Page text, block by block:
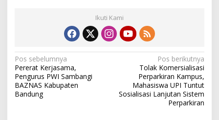
Ikuti Kami
N
a
v
i
Pos sebelumnya
Pererat Kerjasama,
Pengurus PWI Sambangi
BAZNAS Kabupaten
Bandung
Pos berikutnya
Tolak Komersialisasi
Perparkiran Kampus,
Mahasiswa UPI Tuntut
Sosialisasi Lanjutan Sistem
Perparkiran